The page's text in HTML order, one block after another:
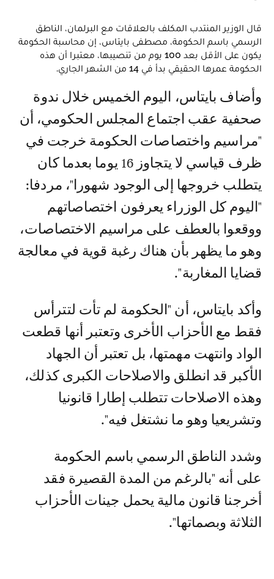
قال الوزير المنتدب المكلف بالعلاقات مع البرلمان، الناطق
الرسمي باسم الحكومة، مصطفى بايتاس، إن محاسبة الحكومة
يكون على الأقل بعد 100 يوم من تنصيبها، معتبرا أن هذه
الحكومة عمرها الحقيقي بدأ في 14 من الشهر الجاري.
وأضاف بايتاس، اليوم الخميس خلال ندوة
صحفية عقب اجتماع المجلس الحكومي، أن
"مراسيم واختصاصات الحكومة خرجت في
ظرف قياسي لا يتجاوز 16 يوما بعدما كان
يتطلب خروجها إلى الوجود شهورا"، مردفا:
"اليوم كل الوزراء يعرفون اختصاصاتهم
ووقعوا بالعطف على مراسيم الاختصاصات،
وهو ما يظهر بأن هناك رغبة قوية في معالجة
قضايا المغاربة".
وأكد بايتاس، أن "الحكومة لم تأت لتترأس
فقط مع الأحزاب الأخرى وتعتبر أنها قطعت
الواد وانتهت مهمتها، بل تعتبر أن الجهاد
الأكبر قد انطلق والاصلاحات الكبرى كذلك،
وهذه الاصلاحات تتطلب إطارا قانونيا
وتشريعيا وهو ما نشتغل فيه".
وشدد الناطق الرسمي باسم الحكومة
على أنه "بالرغم من المدة القصيرة فقد
أخرجنا قانون مالية يحمل جينات الأحزاب
الثلاثة وبصماتها".